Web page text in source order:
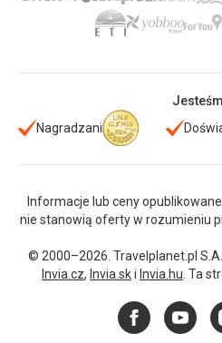
Nagradzani
Informacje lub ceny
nie stanowią oferty w rozumieniu
© 2000–2026. Travelplanet.pl
Invia.cz, Invia.ski Invia.hu . Ta
Facebook